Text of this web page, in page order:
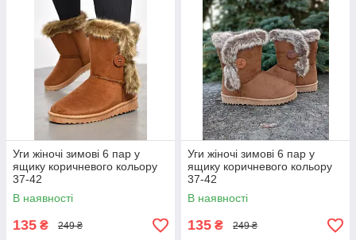
Уги жіночі зимові 6 пар у
ящику коричневого кольору
37-42
В наявності
135 ₴ 249 ₴
Уги жіночі зимові 6 пар у
ящику коричневого кольору
37-42
В наявності
135 ₴ 249 ₴